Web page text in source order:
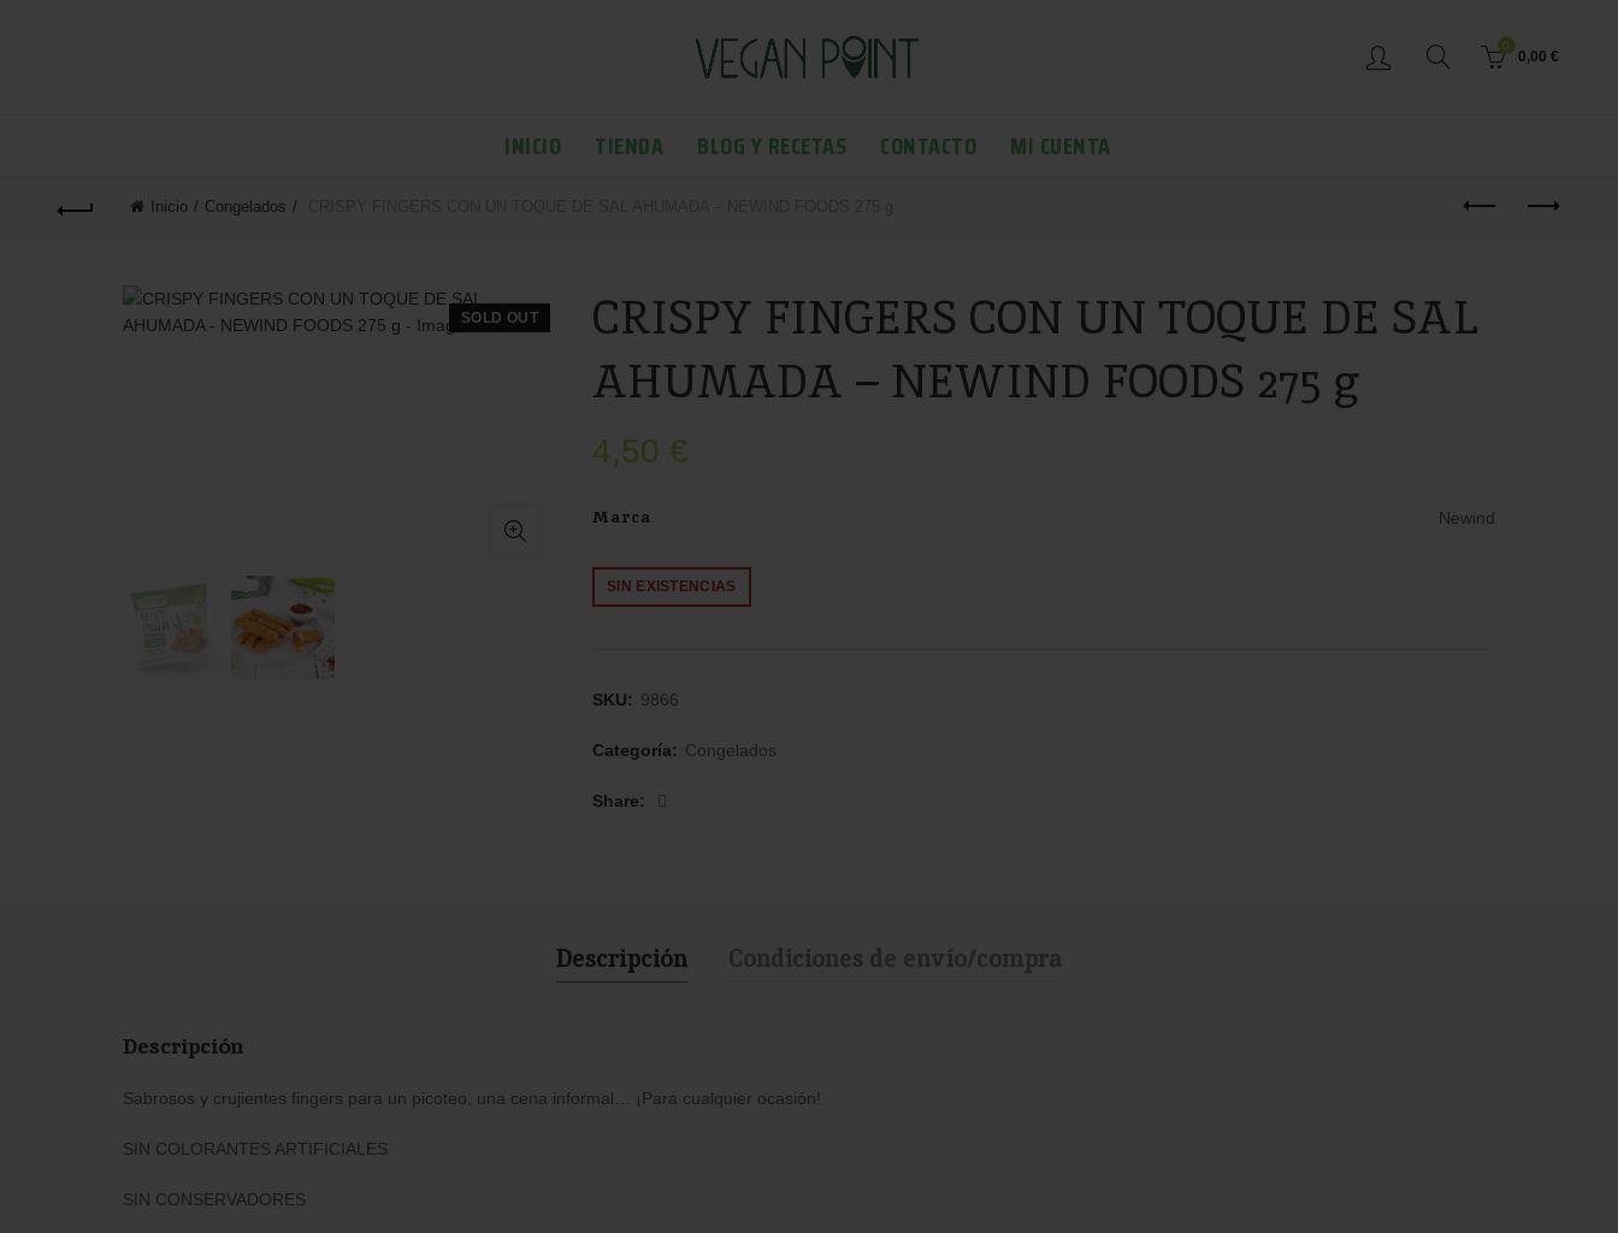
0
0,00 €
INICIO TIENDA BLOG Y RECETAS CONTACTO MI CUENTA
Inicio Congelados
SOLD OUT
CRISPY FINGERS CON UN TOQUE DE SAL
AHUMADA – NEWIND FOODS 275 g
4,50 €
Marca Newind
SIN EXISTENCIAS
SKU: 9866
Categoría: Congelados
Share
Descripción Condiciones de envío/compra
Descripción
Sabrosos y crujientes fingers para un picoteo, una cena informal… ¡Para cualquier ocasión!
SIN COLORANTES ARTIFICIALES
SIN CONSERVADORES